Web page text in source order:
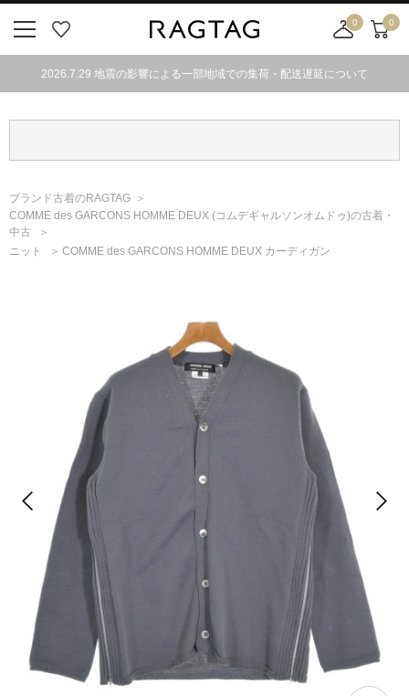
気
0
舗
カ
0
2026.7.29 地震の影響による一部地域での集荷・配送遅延について
ブランド古着のRAGTAG
COMME des GARCONS HOMME DEUX (コムデギャルソンオムドゥ)の古着・
中古
ニット
COMME des GARCONS HOMME DEUX カーディガン